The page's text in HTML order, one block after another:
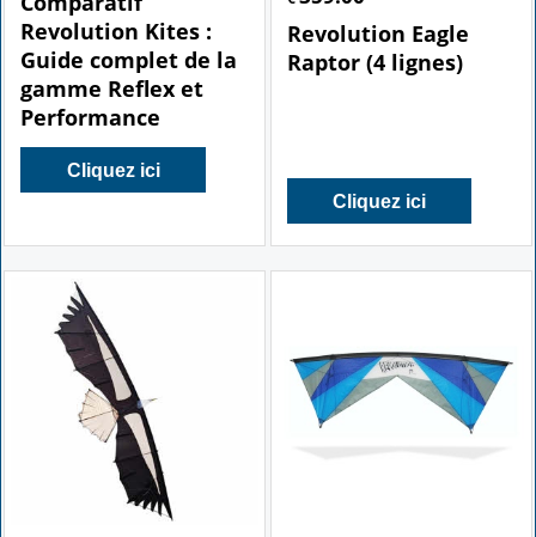
Revolution Kites :
Guide complet de la
gamme Reflex et
Performance
Cliquez ici
Revolution Eagle
Raptor (4 lignes)
Cliquez ici